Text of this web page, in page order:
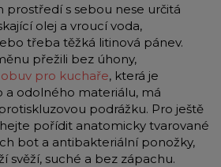
prostředí s sebou nese určitá
olej a vroucí voda,
třeba těžká litinová pánev.
přežili bez úhony,
obuv pro kuchaře, která je
a odolného materiálu, má
podrážku. Pro ještě
pořídit anatomicky tvarované
bot a antibakteriální ponožky,
svěží, suché a bez zápachu.